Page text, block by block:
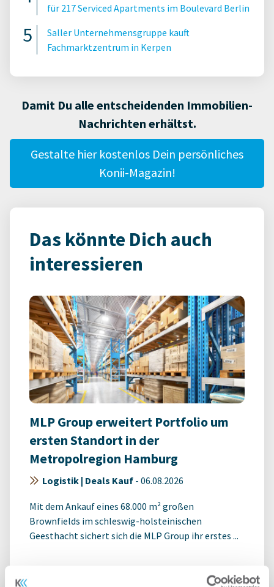
für 217 Serviced Apartments im Boulevard Berlin
Saller Unternehmensgruppe kauft
Fachmarktzentrum in Kerpen
Damit Du alle entscheidenden Immobilien-
Nachrichten erhältst.
Gestalte hier kostenlos Dein persönliches
Konii-Magazin!
Das könnte Dich auch
interessieren
MLP Group erweitert Portfolio um
ersten Standort in der
Metropolregion Hamburg
Logistik | Deals Kauf - 06.08.2026
Mit dem Ankauf eines 68.000 m² großen
Brownfields im schleswig-holsteinischen
Geesthacht sichert sich die MLP Group ihr erstes ...